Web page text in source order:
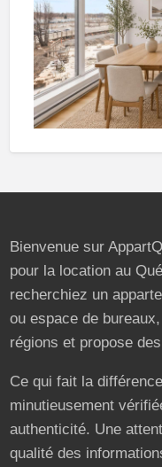
Bienvenue sur
pour la location au
recherchiez un
ou espace de
régions et propose
Ce qui fait la
minutieusement
authenticité. Une
qualité des